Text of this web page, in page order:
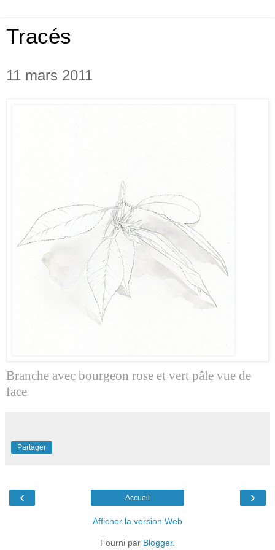
Tracés
11 mars 2011
Branche avec bourgeon rose et vert pâle vue de
face
Partager
‹ ›
Accueil
Afficher la version Web
Fourni par Blogger.